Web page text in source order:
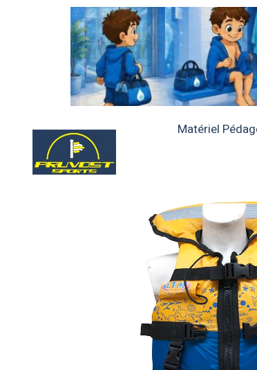
Matériel